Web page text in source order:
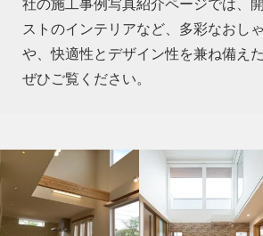
社の施工事例写真紹介ページでは、
ストのインテリアなど、多彩なおし
や、快適性とデザイン性を兼ね備え
ぜひご覧ください。